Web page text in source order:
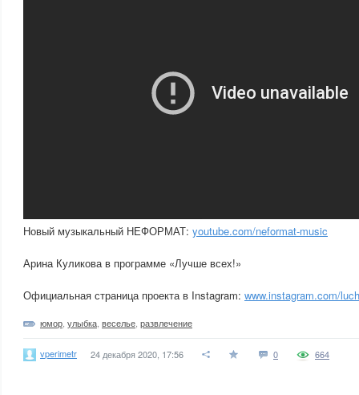
Новый музыкальный НЕФОРМАТ: youtube.com/neformat-music
Арина Куликова в программе «Лучше всех!»
Официальная страница проекта в Instagram: www.instagram.com/
юмор улыбка веселье развлечение
vperimetr 24 декабря 2020, 17:56 0 664